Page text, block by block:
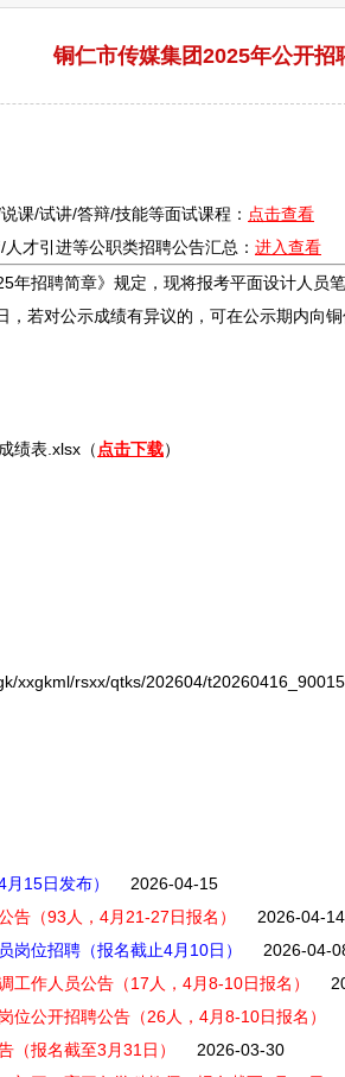
铜仁市传媒集团2025年公开招
课/试讲/答辩/技能等面试课程： 点击查看
人才引进等公职类招聘公告汇总： 进入查看
年招聘简章》规定，现将报考平面设计人员
若对公示成绩有异议的，可在公示期内向
绩表.xlsx（ 点击下载）
rsxx/qtks/202604/
15日发布）
2026-04-15
告（93人，4月21-27日报名）
2026-04-14
岗位招聘（报名截止4月10日）
2026-04-
工作人员公告（17人，4月8-10日报名）
公开招聘公告（26人，4月8-10日报名）
（报名截至3月31日）
2026-03-30